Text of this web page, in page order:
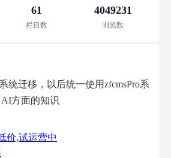
61
栏目数
4049231
浏览数
统迁移，以后统一使用zfcmsPro系
方面的知识
价,试运营中